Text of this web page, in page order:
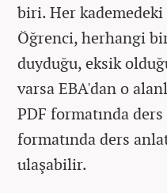
biri. Her
Öğrenci, herhangi
duyduğu, eksik
varsa EBA'dan o
PDF formatında
formatında ders
ulaşabilir.